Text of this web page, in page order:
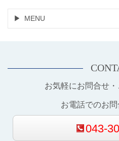
MENU
お気軽にお問合せ・
お電話でのお
043-